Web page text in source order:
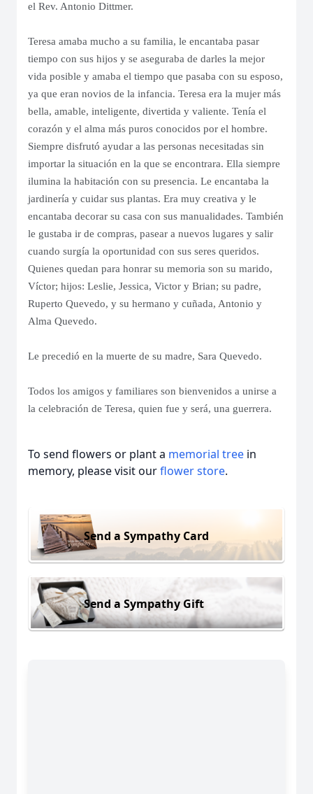
el Rev. Antonio Dittmer.
Teresa amaba mucho a su familia, le encantaba pasar
tiempo con sus hijos y se aseguraba de darles la mejor
vida posible y amaba el tiempo que pasaba con su esposo,
ya que eran novios de la infancia. Teresa era la mujer más
bella, amable, inteligente, divertida y valiente. Tenía el
corazón y el alma más puros conocidos por el hombre.
Siempre disfrutó ayudar a las personas necesitadas sin
importar la situación en la que se encontrara. Ella siempre
ilumina la habitación con su presencia. Le encantaba la
jardinería y cuidar sus plantas. Era muy creativa y le
encantaba decorar su casa con sus manualidades. También
le gustaba ir de compras, pasear a nuevos lugares y salir
cuando surgía la oportunidad con sus seres queridos.
Quienes quedan para honrar su memoria son su marido,
Víctor; hijos: Leslie, Jessica, Victor y Brian; su padre,
Ruperto Quevedo, y su hermano y cuñada, Antonio y
Alma Quevedo.
Le precedió en la muerte de su madre, Sara Quevedo.
Todos los amigos y familiares son bienvenidos a unirse a
la celebración de Teresa, quien fue y será, una guerrera.
To send flowers or plant a memorial tree in
memory, please visit ourflower store.
Send a Sympathy Card
Send a Sympathy Gift